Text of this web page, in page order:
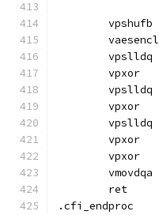
	ret